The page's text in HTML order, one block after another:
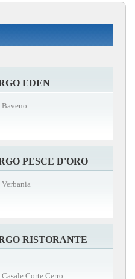
EDEN
PESCE D'ORO
RISTORANTE
Corte Cerro